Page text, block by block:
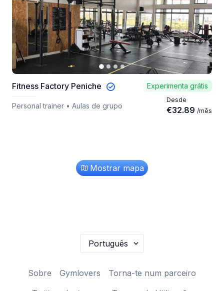
Fitness Factory Peniche
Personal trainer • Aulas de grupo
Experimenta grátis
Desde
€32.89 /mês
Mostrar mapa
Sobre Gymlovers
Torna-te num parceiro